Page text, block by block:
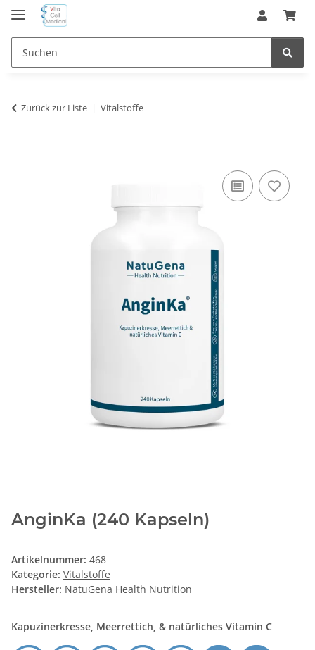
Zurück zur Liste Vitalstoffe
AnginKa (240 Kapseln)
Artikelnummer: 468
Kategorie: Vitalstoffe
Hersteller: NatuGena Health Nutrition
Kapuzinerkresse, Meerrettich, & natürliches Vitamin C